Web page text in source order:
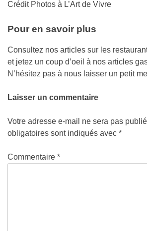
Crédit Photos à L’Art de Vivre
Pour en savoir plus
Consultez nos articles sur les
et jetez un coup d’oeil à nos articles
N’hésitez pas à nous laisser un petit
Laisser un commentaire
Votre adresse e-mail ne sera pas
obligatoires sont indiqués avec *
Commentaire *